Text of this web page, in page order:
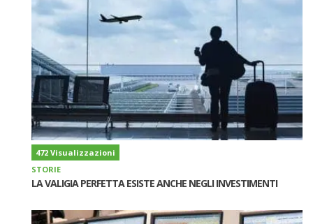
472 Visualizzazioni
STORIE
LA VALIGIA PERFETTA ESISTE ANCHE NEGLI INVESTIMENTI